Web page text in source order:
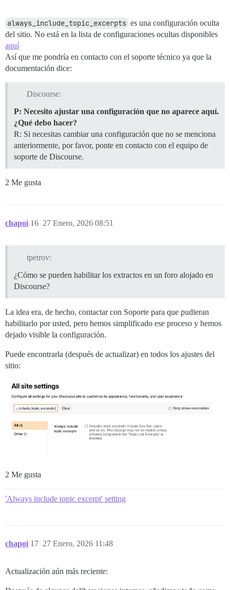
always_include_topic_excerpts es una configuración oculta
del sitio. No está en la lista de configuraciones ocultas disponibles
aquí
Así que me pondría en contacto con el soporte técnico ya que la
documentación dice:
Discourse:
P: Necesito ajustar una configuración que no aparece aquí.
¿Qué debo hacer?
R: Si necesitas cambiar una configuración que no se menciona
anteriormente, por favor, ponte en contacto con el equipo de
soporte de Discourse.
2 Me gusta
chapoi 27 Enero, 2026 08:51
16
tpetrov:
¿Cómo se pueden habilitar los extractos en un foro alojado en
Discourse?
La idea era, de hecho, contactar con Soporte para que pudieran
habilitarlo por usted, pero hemos simplificado ese proceso y hemos
dejado visible la configuración.
Puede encontrarla (después de actualizar) en todos los ajustes del
sitio:
2 Me gusta
'Always include topic excerpt' setting
chapoi 27 Enero, 2026 11:48
17
Actualización aún más reciente: